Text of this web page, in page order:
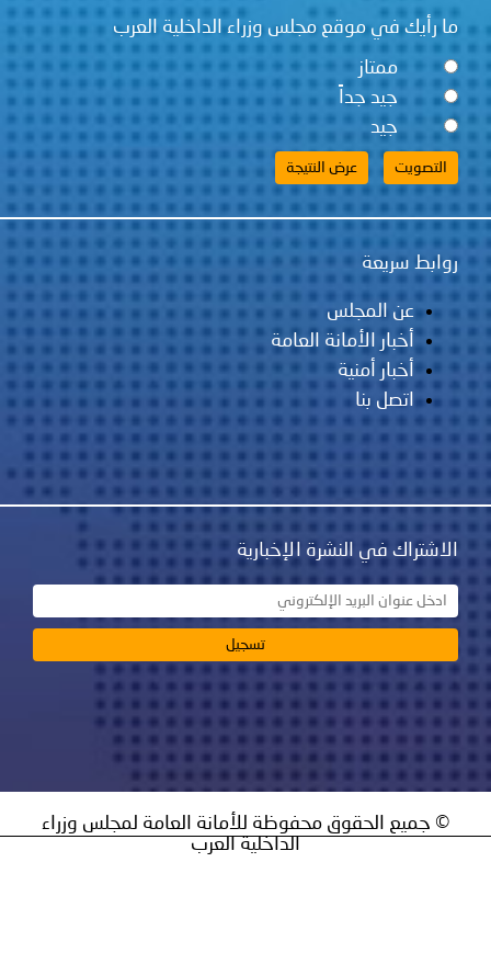
رأيك في موقع مجلس وزراء الداخلية العرب
ممتاز
جيد جداً
جيد
سريعة
عن المجلس
أخبار الأمانة العامة
أخبار أمنية
اتصل بنا
في النشرة الإخبارية
جميع الحقوق محفوظة للأمانة العامة لمجلس وزراء
الداخلية العرب